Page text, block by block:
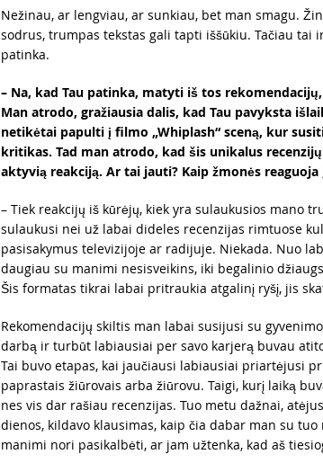
Nežinau, ar lengviau, ar sunkiau, bet man smagu.
sodrus, trumpas tekstas gali tapti iššūkiu. Tačiau tai
patinka.
– Na, kad Tau patinka, matyti iš tos
Man atrodo, gražiausia dalis, kad Tau pavyksta
netikėtai papulti į filmo „Whiplash“ sceną, kur
kritikas. Tad man atrodo, kad šis unikalus
aktyvią reakciją. Ar tai jauti? Kaip žmonės
– Tiek reakcijų iš kūrėjų, kiek yra sulaukusios mano
sulaukusi nei už labai dideles recenzijas rimtuose
pasisakymus televizijoje ar radijuje. Niekada. Nuo
daugiau su manimi nesisveikins, iki begalinio
Šis formatas tikrai labai pritraukia atgalinį ryšį, jis
Rekomendacijų skiltis man labai susijusi su
darbą ir turbūt labiausiai per savo karjerą buvau
Tai buvo etapas, kai jaučiausi labiausiai priartėjusi
paprastais žiūrovais arba žiūrovu. Taigi, kurį laiką
nes vis dar rašiau recenzijas. Tuo metu dažnai,
dienos, kildavo klausimas, kaip čia dabar man su
manimi nori pasikalbėti, ar jam užtenka, kad aš